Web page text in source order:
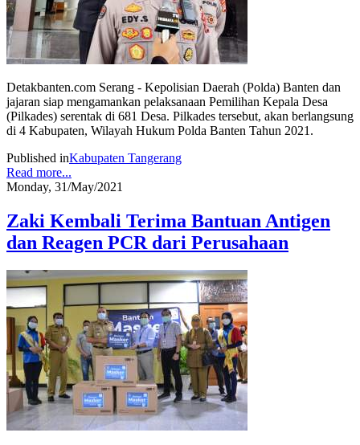
Detakbanten.com Serang - Kepolisian Daerah (Polda) Banten dan
jajaran siap mengamankan pelaksanaan Pemilihan Kepala Desa
(Pilkades) serentak di 681 Desa. Pilkades tersebut, akan berlangsung
di 4 Kabupaten, Wilayah Hukum Polda Banten Tahun 2021.
Published inKabupaten Tangerang
Read more...
Monday, 31/May/2021
Zaki Kembali Terima Bantuan Antigen
dan Reagen PCR dari Perusahaan